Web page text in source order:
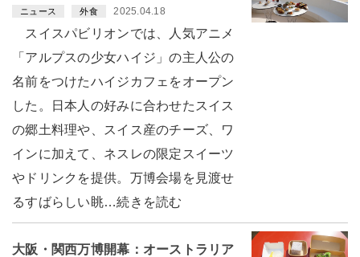
ニュース 外食 2025.04.18
スイスパビリオンでは、人気アニメ
「アルプスの少女ハイジ」の主人公の
名前をつけたハイジカフェをオープン
した。日本人の好みに合わせたスイス
の郷土料理や、スイス産のチーズ、ワ
インに加えて、ネスレの限定スイーツ
やドリンクを提供。万博会場を見渡せ
るすばらしい眺…続きを読む
大阪・関西万博開幕：オーストラリア